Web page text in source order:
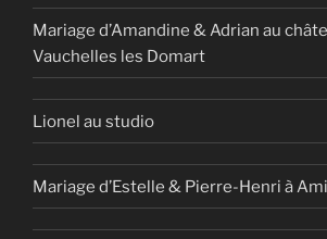
Mariage d’Amandine & Adrian au
Vauchelles les Domart
Lionel au studio
Mariage d’Estelle & Pierre-Henri à